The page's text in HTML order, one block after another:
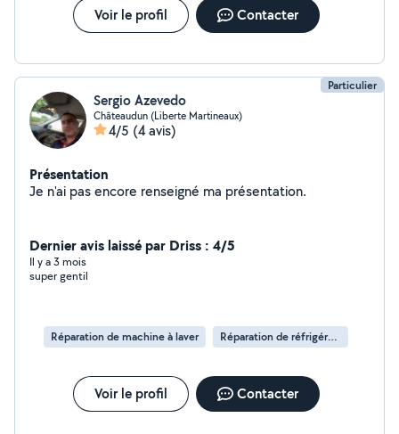
Voir le profil Contacter
Particulier
Sergio Azevedo
Châteaudun (Liberte Martineaux)
4/5 (4 avis)
Présentation
Je n'ai pas encore renseigné ma présentation.
Dernier avis laissé par Driss : 4/5
Il y a 3 mois
super gentil
Réparation de machine à laver Réparation de réfrigérateur
Voir le profil Contacter